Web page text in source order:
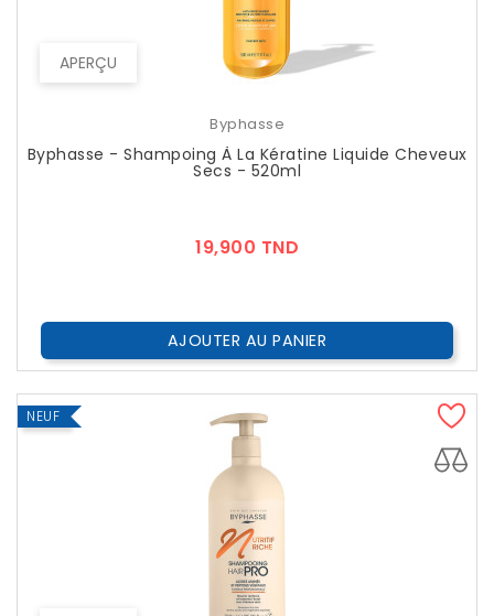
APERÇU
Byphasse
Byphasse - Shampoing À La Kératine Liquide Cheveux
Secs - 520ml
19,900 TND
AJOUTER AU PANIER
NEUF